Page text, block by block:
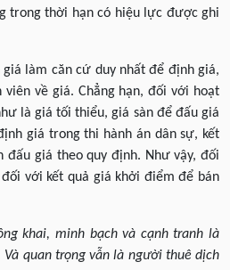
trong thời hạn có hiệu lực được ghi
làm căn cứ duy nhất để định giá,
về giá. Chẳng hạn, đối với hoạt
là giá tối thiểu, giá sàn để đấu giá
giá trong thi hành án dân sự, kết
giá theo quy định. Như vậy, đối
với kết quả giá khởi điểm để bán
khai, minh bạch và cạnh tranh là
quan trọng vẫn là người thuê dịch